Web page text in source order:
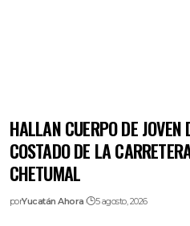
HALLAN CUERPO DE JOVEN
COSTADO DE LA
CHETUMAL
porYucatán Ahora 5 agosto, 2026